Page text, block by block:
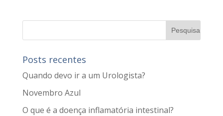
Posts recentes
Quando devo ir a um Urologista?
Novembro Azul
O que é a doença inflamatória intestinal?